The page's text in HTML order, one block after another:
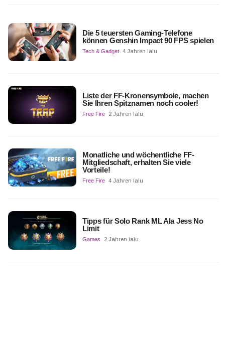
Die 5 teuersten Gaming-Telefone
können Genshin Impact 90 FPS spielen
Tech & Gadget 4 Jahren lalu
Liste der FF-Kronensymbole, machen
Sie Ihren Spitznamen noch cooler!
Free Fire 2 Jahren lalu
Monatliche und wöchentliche FF-
Mitgliedschaft, erhalten Sie viele
Vorteile!
Free Fire 4 Jahren lalu
Tipps für Solo Rank ML Ala Jess No
Limit
Games 2 Jahren lalu